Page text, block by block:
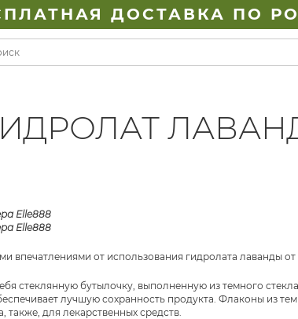
ДОСТАВКА ПО
впечатлениями от использования гидролата лаванды
стеклянную бутылочку, выполненную из темного
лучшую сохранность продукта. Флаконы из
для лекарственных средств.